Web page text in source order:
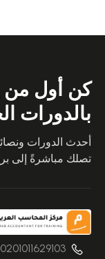
كن أول
بالدورات
أحدث الدورات
تصلك مباشرةً إلى